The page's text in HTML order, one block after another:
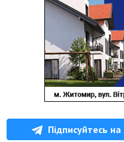
Підписуйтесь